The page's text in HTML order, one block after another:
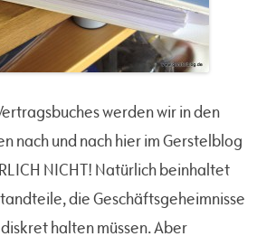
werden wir in den
nach und nach hier im Gerstelblog
NICHT! Natürlich beinhaltet
die Geschäftsgeheimnisse
halten müssen. Aber